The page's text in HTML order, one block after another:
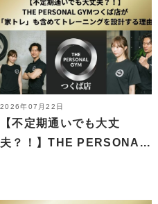
2026年07月22日
【不定期通いでも大丈
夫？！】THE PERSONA...